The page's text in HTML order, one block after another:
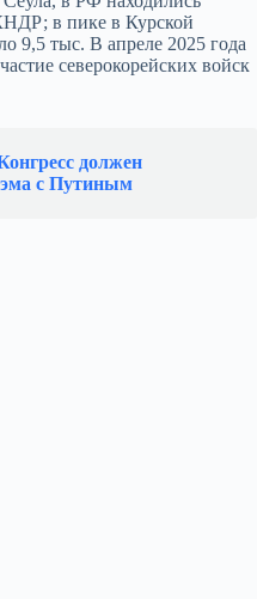
в пике в Курской
9,5 тыс. В апреле 2025 года
северокорейских войск
должен
с Путиным